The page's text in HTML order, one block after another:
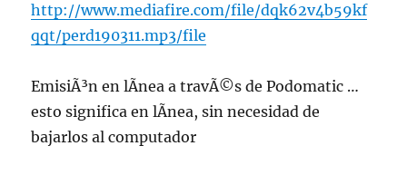
http://www.mediafire.com/file/dqk62v4b59kf
qqt/perd190311.mp3/file
EmisiÃ³n en lÃ­nea a travÃ©s de Podomatic …
esto significa en lÃ­nea, sin necesidad de
bajarlos al computador